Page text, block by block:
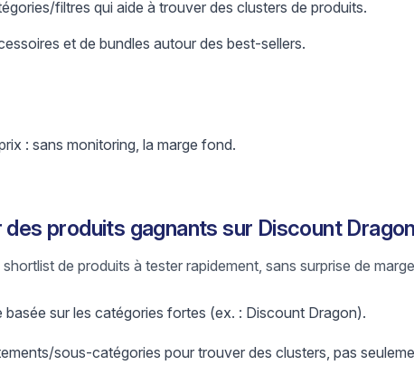
filtres qui aide à trouver des clusters de produits.
et de bundles autour des best-sellers.
: sans monitoring, la marge fond.
produits gagnants sur Discount Dragon
de produits à tester rapidement, sans surprise de
basée sur les catégories fortes (ex. : Discount Dragon).
sous-catégories pour trouver des clusters, pas